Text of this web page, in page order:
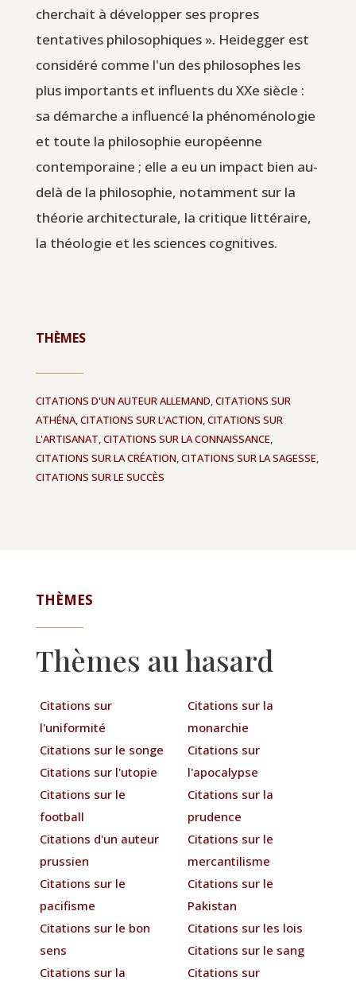
cherchait à développer ses propres
tentatives philosophiques ». Heidegger est
considéré comme l'un des philosophes les
plus importants et influents du XXe siècle :
sa démarche a influencé la phénoménologie
et toute la philosophie européenne
contemporaine ; elle a eu un impact bien au-
delà de la philosophie, notamment sur la
théorie architecturale, la critique littéraire,
la théologie et les sciences cognitives.
THÈMES
CITATIONS D'UN AUTEUR ALLEMAND,CITATIONS SUR
ATHÉNA,CITATIONS SUR L'ACTION,CITATIONS SUR
L'ARTISANAT,CITATIONS SUR LA CONNAISSANCE,
CITATIONS SUR LA CRÉATION,CITATIONS SUR LA SAGESSE,
CITATIONS SUR LE SUCCÈS
THÈMES
Thèmes au hasard
Citations sur
l'uniformité
Citations sur le songe
Citations sur l'utopie
Citations sur le
football
Citations d'un auteur
prussien
Citations sur le
pacifisme
Citations sur le bon
sens
Citations sur la
Citations sur la
monarchie
Citations sur
l'apocalypse
Citations sur la
prudence
Citations sur le
mercantilisme
Citations sur le
Pakistan
Citations sur les lois
Citations sur le sang
Citations sur